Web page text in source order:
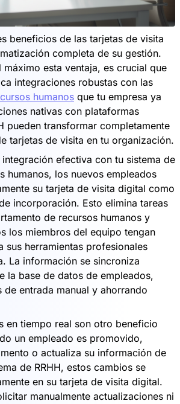
beneficios de las tarjetas de visita
completa de su gestión.
máximo esta ventaja, es crucial que
integraciones robustas con las
humanos que tu empresa ya
nativas con plataformas
pueden transformar completamente
tarjetas de visita en tu organización.
efectiva con tu sistema de
humanos, los nuevos empleados
su tarjeta de visita digital como
incorporación. Esto elimina tareas
de recursos humanos y
los miembros del equipo tengan
sus herramientas profesionales
La información se sincroniza
la base de datos de empleados,
de entrada manual y ahorrando
en tiempo real son otro beneficio
un empleado es promovido,
o actualiza su información de
de RRHH, estos cambios se
en su tarjeta de visita digital.
manualmente actualizaciones ni